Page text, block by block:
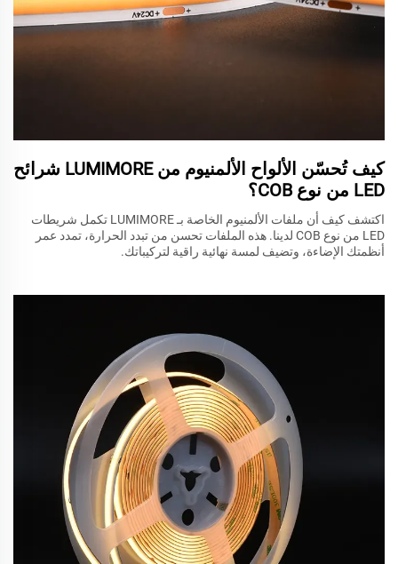
كيف تُحسّن الألواح الألمنيوم من LUMIMORE شرائح
LED من نوع COB؟
اكتشف كيف أن ملفات الألمنيوم الخاصة بـ LUMIMORE تكمل شريطات
LED من نوع COB لدينا. هذه الملفات تحسن من تبدد الحرارة، تمدد عمر
أنظمتك الإضاءة، وتضيف لمسة نهائية راقية لتركيباتك.